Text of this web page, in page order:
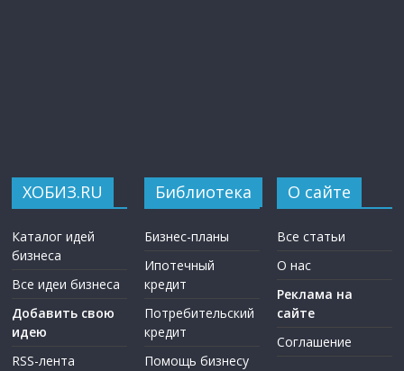
ХОБИЗ.RU
Каталог идей
бизнеса
Все идеи бизнеса
Добавить свою
идею
RSS-лента
Библиотека
Бизнес-планы
Ипотечный
кредит
Потребительский
кредит
Помощь бизнесу
О сайте
Все статьи
О нас
Реклама на
сайте
Соглашение